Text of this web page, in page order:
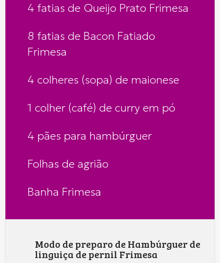
4 fatias de Queijo Prato Frimesa
8 fatias de Bacon Fatiado
Frimesa
4 colheres (sopa) de maionese
1 colher (café) de curry em pó
4 pães para hambúrguer
Folhas de agrião
Banha Frimesa
Modo de preparo de Hambúrguer de
linguiça de pernil Frimesa